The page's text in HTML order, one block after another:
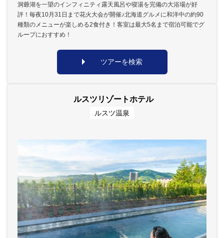
洞爺湖を一望のインフィニティ露天風呂や寝湯を完備の大浴場が好
評！毎夜10月31日まで花火大会が開催♪北海道グルメに和洋中の約90
種類のメニューが楽しめる2食付き！客室は最大5名まで宿泊可能でグ
ループにおすすめ！
ツアーを検索
ルスツリゾートホテル
ルスツ温泉